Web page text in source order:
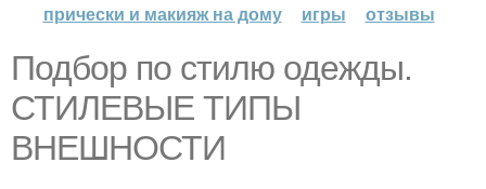
прически и макияж на дому
игры отзывы
Подбор по стилю одежды.
СТИЛЕВЫЕ ТИПЫ
ВНЕШНОСТИ